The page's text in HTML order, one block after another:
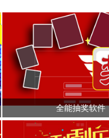
全能抽奖软件